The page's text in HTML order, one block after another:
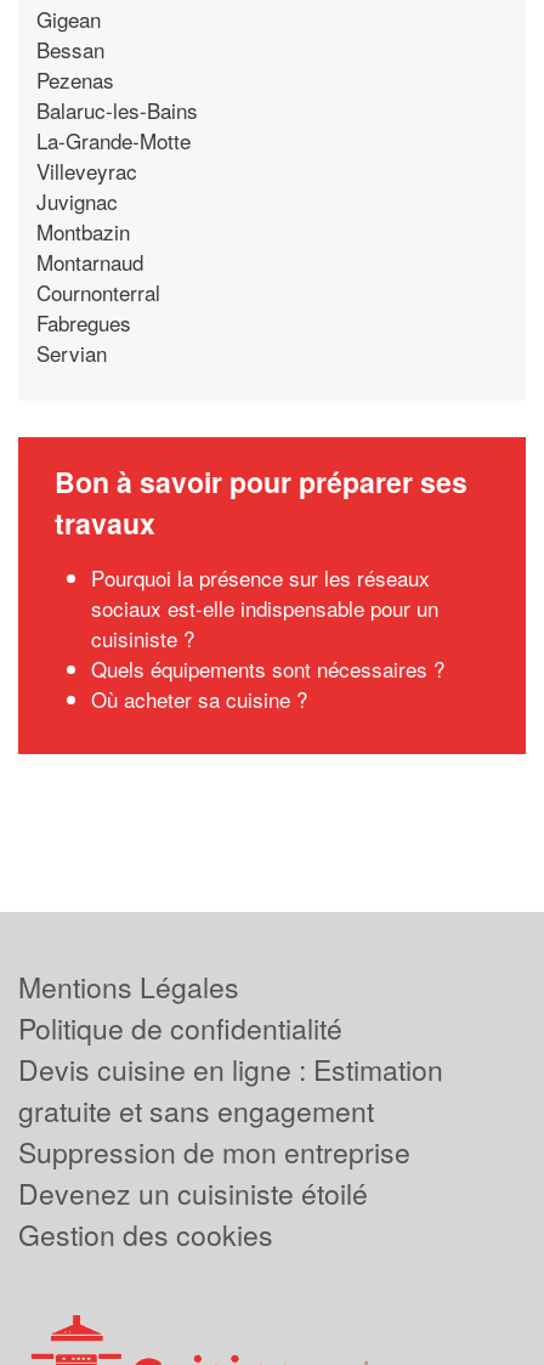
Gigean
Bessan
Pezenas
Balaruc-les-Bains
La-Grande-Motte
Villeveyrac
Juvignac
Montbazin
Montarnaud
Cournonterral
Fabregues
Servian
Bon à savoir pour préparer ses
travaux
Pourquoi la présence sur les réseaux
sociaux est-elle indispensable pour un
cuisiniste ?
Quels équipements sont nécessaires ?
Où acheter sa cuisine ?
Mentions Légales
Politique de confidentialité
Devis cuisine en ligne : Estimation
gratuite et sans engagement
Suppression de mon entreprise
Devenez un cuisiniste étoilé
Gestion des cookies